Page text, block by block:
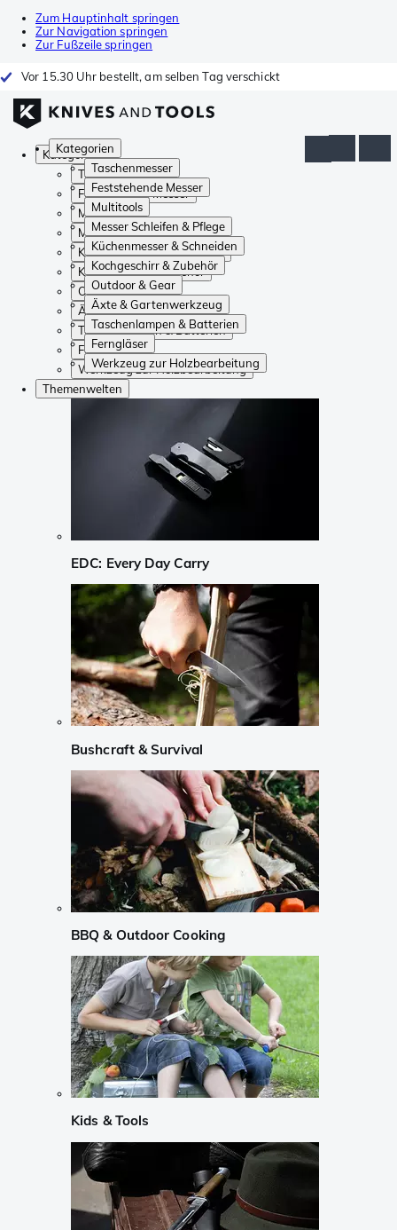
Zum Hauptinhalt springen
Zur Navigation springen
Zur Fußzeile springen
Vor 15.30 Uhr bestellt, am selben Tag verschickt
Kategorien
Taschenmesser
Feststehende Messer
Multitools
Messer Schleifen & Pflege
Küchenmesser & Schneiden
Kochgeschirr & Zubehör
Outdoor & Gear
Äxte & Gartenwerkzeug
Taschenlampen & Batterien
Ferngläser
Werkzeug zur Holzbearbeitung
Kategorien
Taschenmesser
Feststehende Messer
Multitools
Messer Schleifen & Pflege
Küchenmesser & Schneiden
Kochgeschirr & Zubehör
Outdoor & Gear
Äxte & Gartenwerkzeug
Taschenlampen & Batterien
Ferngläser
Werkzeug zur Holzbearbeitung
Themenwelten
EDC: Every Day Carry
Bushcraft & Survival
BBQ & Outdoor Cooking
Kids & Tools